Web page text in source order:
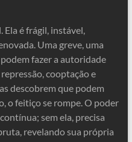
Ela é frágil, instável,
Uma greve, uma
fazer a autoridade
cooptação e
descobrem que podem
o feitiço se rompe. O poder
sem ela, precisa
revelando sua própria